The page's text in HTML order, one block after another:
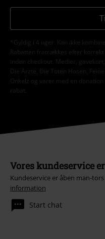
*Gyldig i 4 uger. Kan ikke
Rabatten fratrækkes efter
inden checkout. Medier,
Die Ärzte, Die Toten Hosen,
Onkelz og varer med en
rabat.
Vores kundeservice
Kundeservice er åben man-tors
information
Start chat